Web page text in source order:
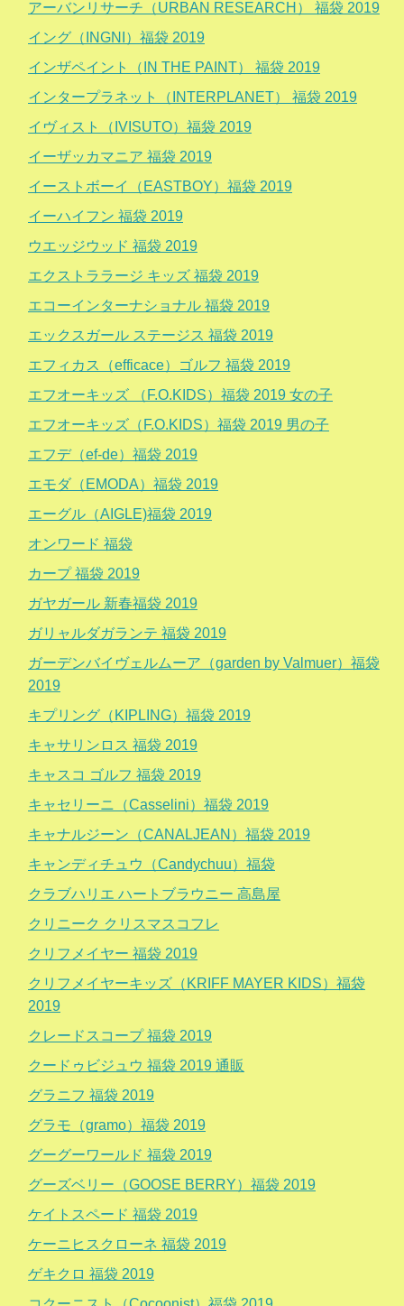
アーバンリサーチ（URBAN RESEARCH） 福袋 2019
イング（INGNI）福袋 2019
インザペイント（IN THE PAINT） 福袋 2019
インタープラネット（INTERPLANET） 福袋 2019
イヴィスト（IVISUTO）福袋 2019
イーザッカマニア 福袋 2019
イーストボーイ（EASTBOY）福袋 2019
イーハイフン 福袋 2019
ウエッジウッド 福袋 2019
エクストララージ キッズ 福袋 2019
エコーインターナショナル 福袋 2019
エックスガール ステージス 福袋 2019
エフィカス（efficace）ゴルフ 福袋 2019
エフオーキッズ （F.O.KIDS）福袋 2019 女の子
エフオーキッズ（F.O.KIDS）福袋 2019 男の子
エフデ（ef-de）福袋 2019
エモダ（EMODA）福袋 2019
エーグル（AIGLE)福袋 2019
オンワード 福袋
カープ 福袋 2019
ガヤガール 新春福袋 2019
ガリャルダガランテ 福袋 2019
ガーデンバイヴェルムーア（garden by Valmuer）福袋
2019
キプリング（KIPLING）福袋 2019
キャサリンロス 福袋 2019
キャスコ ゴルフ 福袋 2019
キャセリーニ（Casselini）福袋 2019
キャナルジーン（CANALJEAN）福袋 2019
キャンディチュウ（Candychuu）福袋
クラブハリエ ハートブラウニー 高島屋
クリニーク クリスマスコフレ
クリフメイヤー 福袋 2019
クリフメイヤーキッズ（KRIFF MAYER KIDS）福袋
2019
クレードスコープ 福袋 2019
クードゥビジュウ 福袋 2019 通販
グラニフ 福袋 2019
グラモ（gramo）福袋 2019
グーグーワールド 福袋 2019
グーズベリー（GOOSE BERRY）福袋 2019
ケイトスペード 福袋 2019
ケーニヒスクローネ 福袋 2019
ゲキクロ 福袋 2019